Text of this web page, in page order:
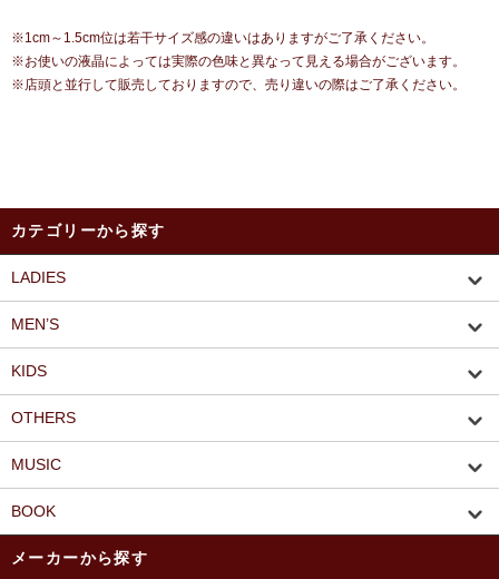
※1cm～1.5cm位は若干サイズ感の違いはありますがご了承ください。
※お使いの液晶によっては実際の色味と異なって見える場合がございます。
※店頭と並行して販売しておりますので、売り違いの際はご了承ください。
カテゴリーから探す
LADIES
MEN’S
KIDS
OTHERS
MUSIC
BOOK
メーカーから探す